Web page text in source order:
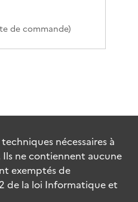
de commande)
techniques nécessaires à
ne contiennent aucune
exemptés de
de la loi Informatique et